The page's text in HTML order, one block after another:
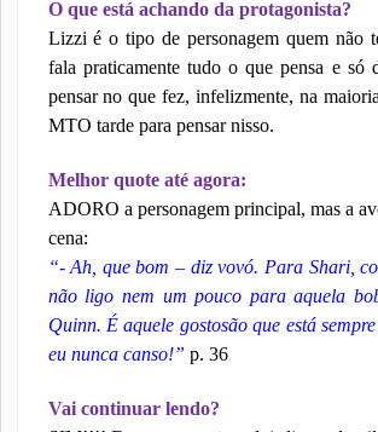
O que está achando da protagonista?
Lizzi é o tipo de personagem quem não
fala praticamente tudo o que pensa e só
pensar no que fez, infelizmente, na
MTO tarde para pensar nisso.
Melhor quote até agora:
ADORO a personagem principal, mas a
cena:
“- Ah, que bom – diz vovó. Para Shari,
não ligo nem um pouco para aquela
Quinn. É aquele gostosão que está
eu nunca canso!” p. 36
Vai continuar lendo?